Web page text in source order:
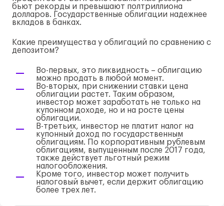
бьют рекорды и превышают полтриллиона
долларов. Государственные облигации надежнее
вкладов в банках.
Какие преимущества у облигаций по сравнению с
депозитом?
Во-первых, это ликвидность – облигацию
можно продать в любой момент.
Во-вторых, при снижении ставки цена
облигации растет. Таким образом,
инвестор может заработать не только на
купонном доходе, но и на росте цены
облигации.
В-третьих, инвестор не платит налог на
купонный доход по государственным
облигациям. По корпоративным рублевым
облигациям, выпущенным после 2017 года,
также действует льготный режим
налогообложения.
Кроме того, инвестор может получить
налоговый вычет, если держит облигацию
более трех лет.